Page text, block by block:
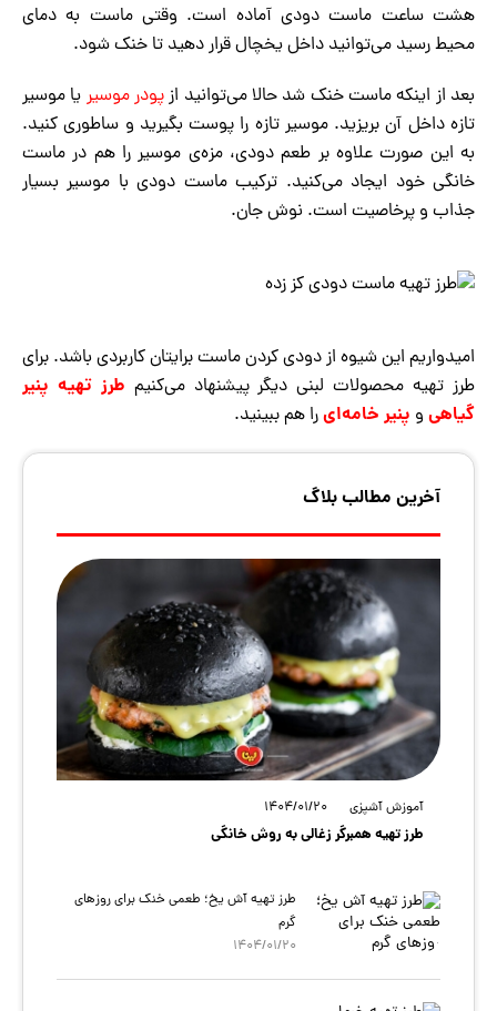
آخرین مطالب بلاگ
آموزش آشپزی 1404/01/20
طرز تهیه همبرگر زغالی به روش خانگی
طرز تهیه آش یخ؛ طعمی خنک برای روزهای
گرم
1404/01/20
هشت ساعت ماست دودی آماده است. وقتی ماست به دمای
محیط رسید می‌توانید داخل یخچال قرار دهید تا خنک شود.
بعد از اینکه ماست خنک شد حالا می‌توانید ازپودر موسیر یا موسیر
تازه داخل آن بریزید. موسیر تازه را پوست بگیرید و ساطوری کنید.
به این صورت علاوه بر طعم دودی، مزه‌ی موسیر را هم در ماست
خانگی خود ایجاد می‌کنید. ترکیب ماست دودی با موسیر بسیار
جذاب و پرخاصیت است. نوش جان.
امیدواریم این شیوه از دودی کردن ماست برایتان کاربردی باشد. برای
طرز تهیه محصولات لبنی دیگر پیشنهاد می‌کنیم طرز تهیه پنیر
گیاهی و پنیر خامه‌ایرا هم ببینید.